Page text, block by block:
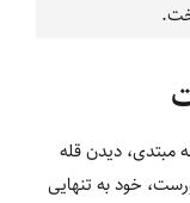
مبتدی، دیدن قله
خود به تنهایی